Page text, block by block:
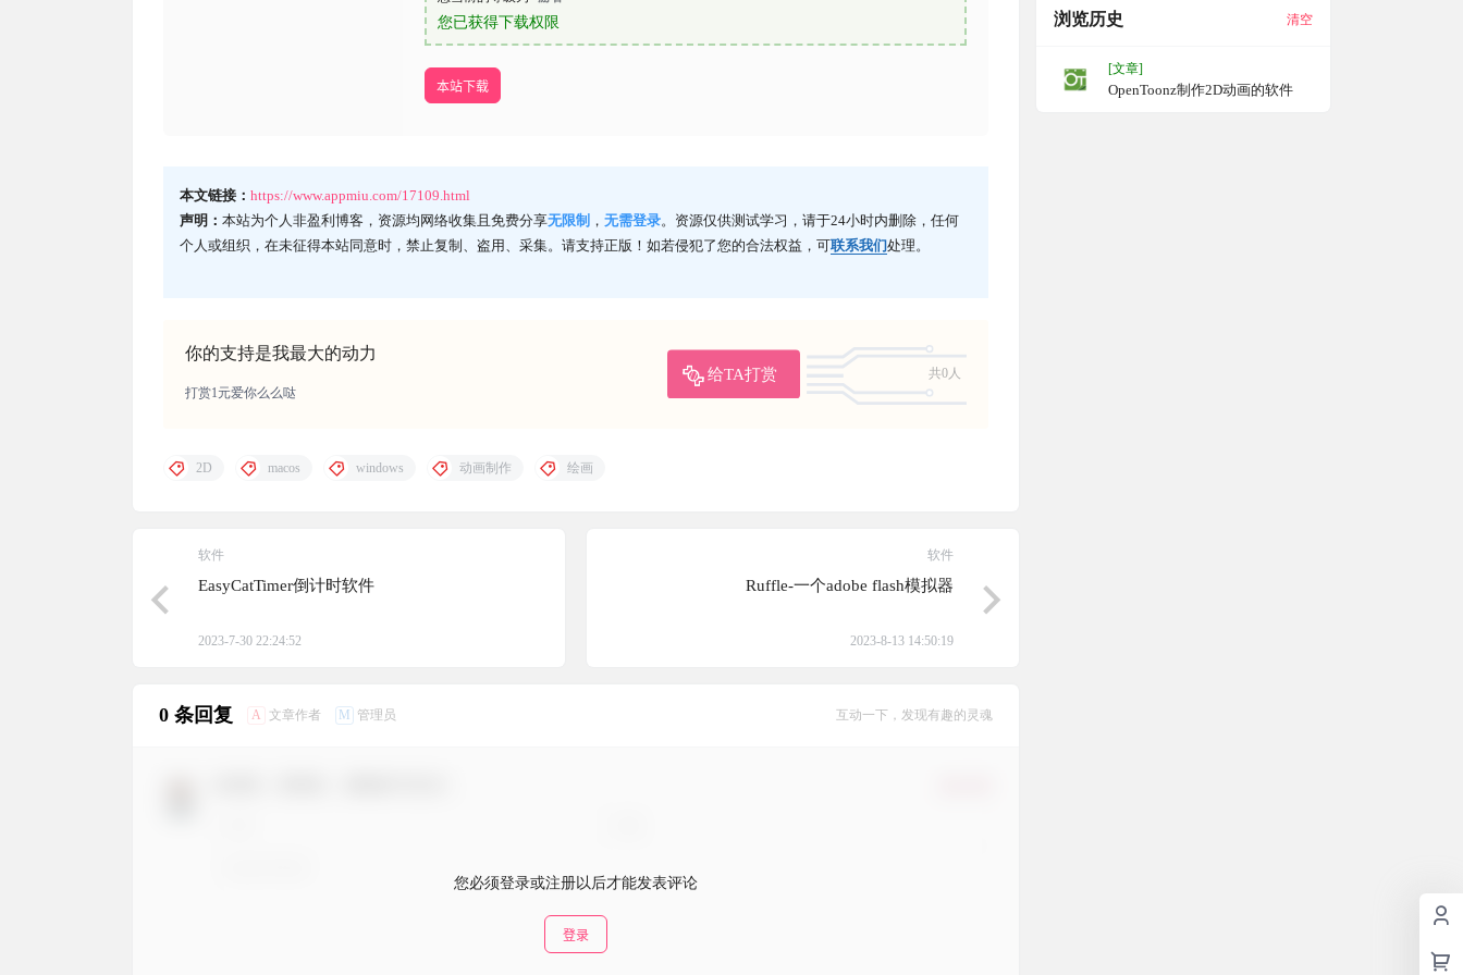
您已获得下载权限
本站下载
本文链接： https://www.appmiu.com/17109.html
声明： 本站为个人非盈利博客，资源均网络收集且免费分享无限制 ， 无需登录。资源仅供测试学习，请于24小时内删除，任何
个人或组织，在未征得本站同意时，禁止复制、盗用、采集。请支持正版！如若侵犯了您的合法权益，可联系我们处理。
你的支持是我最大的动力
给TA打赏
共0人
打赏1元爱你么么哒
2D macos windows 动画制作 绘画
软件
EasyCatTimer倒计时软件
2023-7-30 22:24:52
软件
Ruffle-一个adobe flash模拟器
2023-8-13 14:50:19
0 条回复 A 文章作者 M 管理员 互动一下，发现有趣的灵魂
您必须登录或注册以后才能发表评论
登录
浏览历史 清空
[文章]
OpenToonz制作2D动画的软件